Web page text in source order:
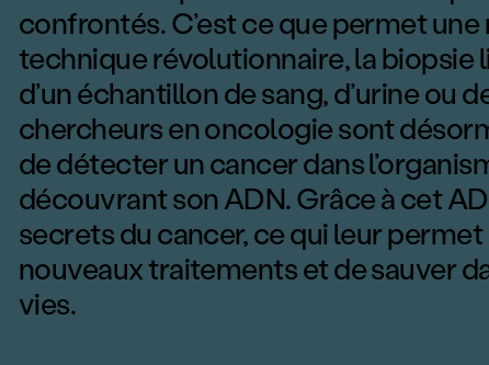
confrontés. C’est ce que permet
technique révolutionnaire, la biopsie
d’un échantillon de sang, d’urine ou
chercheurs en oncologie sont
de détecter un cancer dans
découvrant son ADN. Grâce à cet
secrets du cancer, ce qui leur
nouveaux traitements et de sauver
vies.